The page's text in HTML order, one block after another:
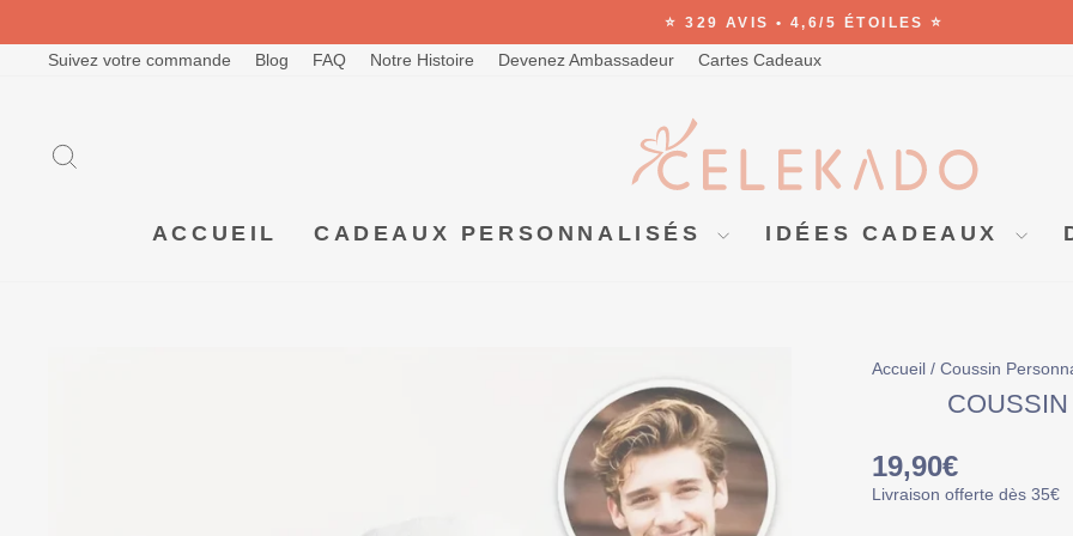
contenu
Diaporama
Pause
⭐ 329 AVIS • 4,6/5 ÉTOILES ⭐
Suivez votre commande Blog FAQ Notre Histoire Devenez Ambassadeur Cartes Cadeaux
ACCUEIL CADEAUX PERSONNALISÉS IDÉES CADEAUX
Accueil / Coussin
Prix
régulier
19,90€
Livraison offerte dès 35€